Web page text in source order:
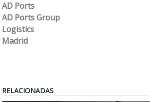
AD Ports
AD Ports Group
Logistics
Madrid
RELACIONADAS